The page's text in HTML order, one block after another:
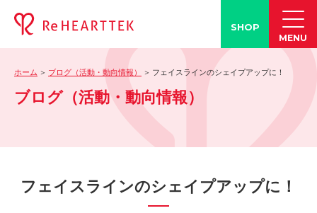
-ブログ
-学会発表情報
SHOP
MENU
ホーム ブログ（活動・動向情報） フェイスラインのシェイプアップに！
ブログ（活動・動向情報）
フェイスラインのシェイプアップに！